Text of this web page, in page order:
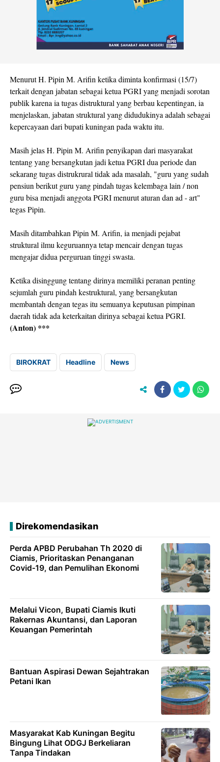
Menurut H. Pipin M. Arifin ketika diminta konfirmasi (15/7)
terkait dengan jabatan sebagai ketua PGRI yang menjadi sorotan
publik karena ia tugas distruktural yang berbau kepentingan, ia
menjelaskan, jabatan struktural yang didudukinya adalah sebagai
kepercayaan dari bupati kuningan pada waktu itu.
Masih jelas H. Pipin M. Arifin penyikapan dari masyarakat
tentang yang bersangkutan jadi ketua PGRI dua periode dan
sekarang tugas distrukrural tidak ada masalah, "guru yang sudah
pensiun berikut guru yang pindah tugas kelembaga lain / non
guru bisa menjadi anggota PGRI menurut aturan dan ad - art"
tegas Pipin.
Masih ditambahkan Pipin M. Arifin, ia menjadi pejabat
struktural ilmu keguruannya tetap mencair dengan tugas
mengajar didua perguruan tinggi swasta.
Ketika disinggung tentang dirinya memiliki peranan penting
sejumlah guru pindah kestruktural, yang bersangkutan
membantah dengan tegas itu semuanya keputusan pimpinan
daerah tidak ada keterkaitan dirinya sebagai ketua PGRI.
(Anton) ***
BIROKRAT Headline News
Direkomendasikan
Perda APBD Perubahan Th 2020 di
Ciamis, Prioritaskan Penanganan
Covid-19, dan Pemulihan Ekonomi
Melalui Vicon, Bupati Ciamis Ikuti
Rakernas Akuntansi, dan Laporan
Keuangan Pemerintah
Bantuan Aspirasi Dewan Sejahtrakan
Petani Ikan
Masyarakat Kab Kuningan Begitu
Bingung Lihat ODGJ Berkeliaran
Tanpa Tindakan